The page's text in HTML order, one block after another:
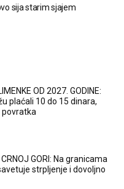
sija starim sjajem
OD 2027. GODINE:
plaćali 10 do 15 dinara,
povratka
GORI: Na granicama
strpljenje i dovoljno